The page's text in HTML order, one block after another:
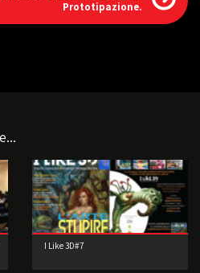
Prototipazione.
I Like 3D#7